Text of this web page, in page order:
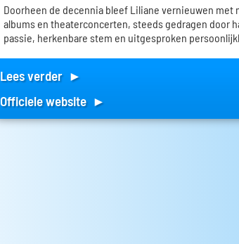
Doorheen de decennia bleef Liliane vernieuwen met
albums en theaterconcerten, steeds gedragen door
passie, herkenbare stem en uitgesproken
Lees verder ►
Officiele website ►